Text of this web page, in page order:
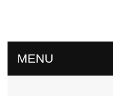
MENU